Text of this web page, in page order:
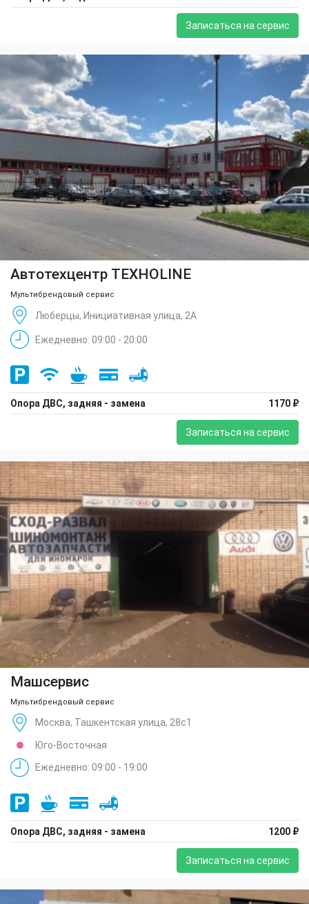
Записаться на сервис
Автотехцентр TEXHOLINE
Мультибрендовый сервис
Люберцы, Инициативная улица, 2А
Ежедневно: 09:00 - 20:00
Опора ДВС, задняя - замена 1170 ₽
Записаться на сервис
Машсервис
Мультибрендовый сервис
Москва, Ташкентская улица, 28с1
Юго-Восточная
Ежедневно: 09:00 - 19:00
Опора ДВС, задняя - замена 1200 ₽
Записаться на сервис